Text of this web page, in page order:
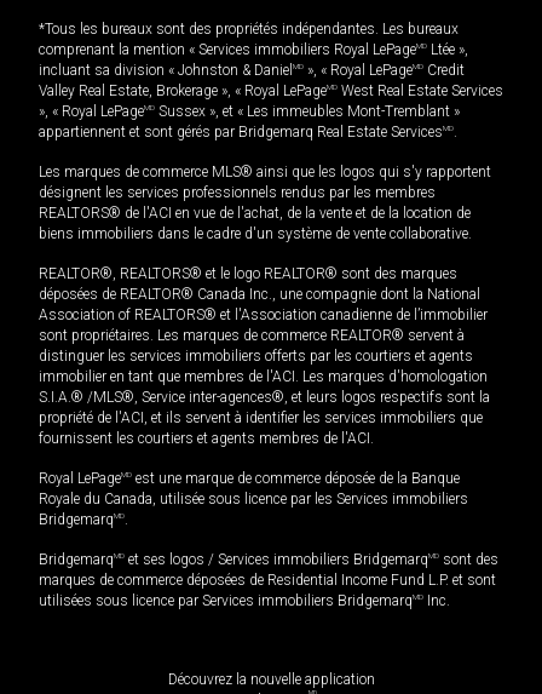
*Tous les bureaux sont des propriétés indépendantes. Les bureaux
comprenant la mention « Services immobiliers Royal LePageMD Ltée »,
incluant sa division « Johnston & Daniel MD », « Royal LePageMD Credit
Valley Real Estate, Brokerage », « Royal LePageMD West Real Estate Services
», « Royal LePageMD Sussex », et « Les immeubles Mont-Tremblant »
appartiennent et sont gérés par Bridgemarq Real Estate ServicesMD.
Les marques de commerce MLS® ainsi que les logos qui s'y rapportent
désignent les services professionnels rendus par les membres
REALTORS® de l'ACI en vue de l'achat, de la vente et de la location de
biens immobiliers dans le cadre d'un système de vente collaborative.
REALTOR®, REALTORS® et le logo REALTOR® sont des marques
déposées de REALTOR® Canada Inc., une compagnie dont la National
Association of REALTORS® et l'Association canadienne de l’immobilier
sont propriétaires. Les marques de commerce REALTOR® servent à
distinguer les services immobiliers offerts par les courtiers et agents
immobilier en tant que membres de l'ACI. Les marques d'homologation
S.I.A.® /MLS®, Service inter-agences®, et leurs logos respectifs sont la
propriété de l'ACI, et ils servent à identifier les services immobiliers que
fournissent les courtiers et agents membres de l'ACI.
Royal LePageMD est une marque de commerce déposée de la Banque
Royale du Canada, utilisée sous licence par les Services immobiliers
BridgemarqMD.
BridgemarqMD et ses logos / Services immobiliers BridgemarqMD sont des
marques de commerce déposées de Residential Income Fund L.P. et sont
utilisées sous licence par Services immobiliers BridgemarqMD Inc.
Découvrez la nouvelle application